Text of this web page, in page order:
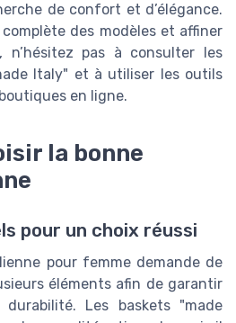
de confort et d’élégance.
des modèles et affiner
n’hésitez pas à consulter les
Italy" et à utiliser les outils
en ligne.
la bonne
pour un choix réussi
pour femme demande de
éléments afin de garantir
Les baskets "made